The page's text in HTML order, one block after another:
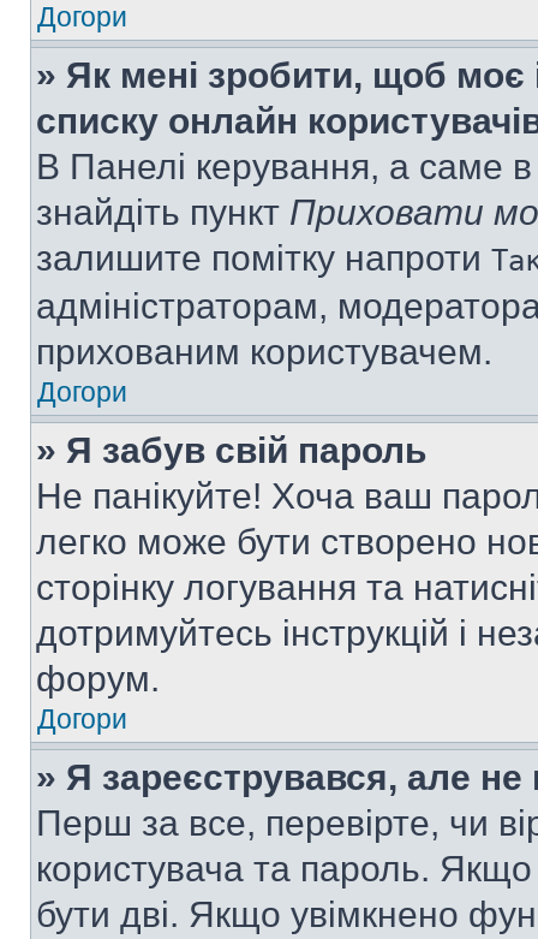
Догори
» Як мені зробити, щоб моє
списку онлайн
В Панелі керування, а саме
знайдіть пункт Приховати
залишите помітку напроти
адміністраторам,
прихованим користувачем.
Догори
» Я забув свій пароль
Не панікуйте! Хоча ваш
легко може бути створено
сторінку логування та
дотримуйтесь інструкцій і
форум.
Догори
» Я зареєструвався, але
Перш за все, перевірте, чи
користувача та пароль.
бути дві. Якщо увімкнено